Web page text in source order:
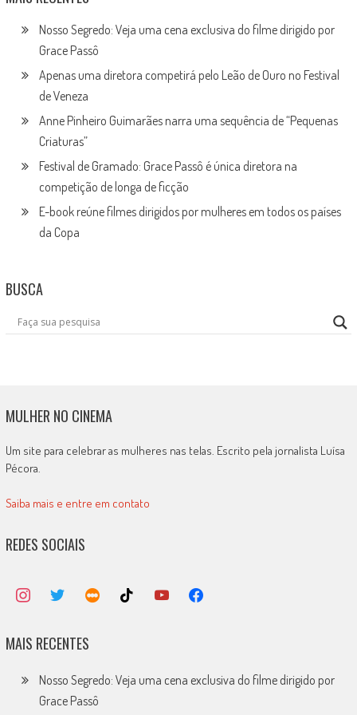
Nosso Segredo: Veja uma cena exclusiva do filme dirigido por
Grace Passô
Apenas uma diretora competirá pelo Leão de Ouro no Festival
de Veneza
Anne Pinheiro Guimarães narra uma sequência de “Pequenas
Criaturas”
Festival de Gramado: Grace Passô é única diretora na
competição de longa de ficção
E-book reúne filmes dirigidos por mulheres em todos os países
da Copa
BUSCA
MULHER NO CINEMA
Um site para celebrar as mulheres nas telas. Escrito pela jornalista Luísa
Pécora.
Saiba mais e entre em contato
REDES SOCIAIS
MAIS RECENTES
Nosso Segredo: Veja uma cena exclusiva do filme dirigido por
Grace Passô